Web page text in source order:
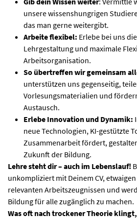
unsere wissenshungrigen
das man gerne weitergibt.
Arbeite flexibel: Erlebe bei uns
Lehrgestaltung und maximale
Arbeitsorganisation.
So übertreffen wir gemeinsam
unterstützen uns gegenseitig,
Vorlesungsmaterialien und
Austausch.
Erlebe Innovation und Dynamik:
neue Technologien, KI-gestützte
Zusammenarbeit fördert,
Zukunft der Bildung.
Lehre steht dir – auch im Lebenslauf!
unkompliziert mit Deinem CV,
relevanten Arbeitszeugnissen und
Bildung für alle zugänglich zu machen.
Was oft nach trockener Theorie